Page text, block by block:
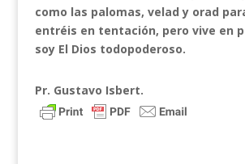
como las palomas, velad y orad
entréis en tentación, pero vive en
soy El Dios todopoderoso.
Pr. Gustavo Isbert.